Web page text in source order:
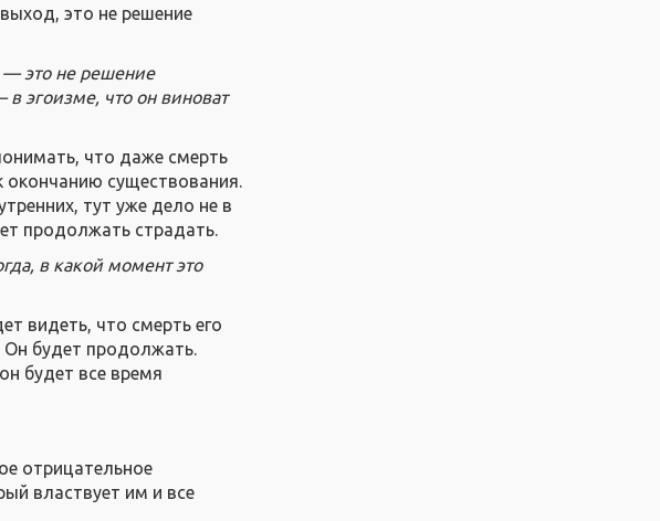
это не решение
— это не решение
эгоизме, что он виноват
что даже смерть
окончанию существования.
тут уже дело не в
продолжать страдать.
в какой момент это
видеть, что смерть его
Он будет продолжать.
будет все время
отрицательное
властвует им и все